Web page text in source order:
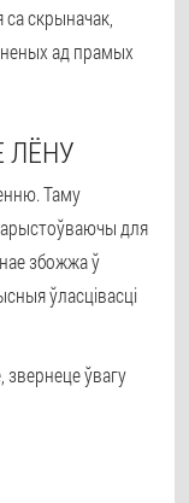
скрыначак,
ад прамых
ЛЁНУ
Таму
для
збожжа ў
ўласцівасці
звернеце ўвагу